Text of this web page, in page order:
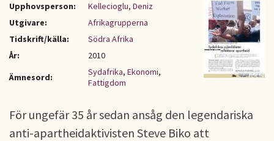
Upphovsperson:
Kellecioglu, Deniz
Utgivare:
Afrikagrupperna
Tidskrift/källa:
Södra Afrika
År:
2010
Ämnesord:
Sydafrika, Ekonomi,
Fattigdom
För ungefär 35 år sedan ansåg den legendariska
anti-apartheidaktivisten Steve Biko att